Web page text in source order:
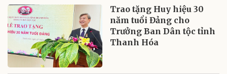
Trao tặng Huy hiệu 30
năm tuổi Đảng cho
Trưởng Ban Dân tộc tỉnh
Thanh Hóa